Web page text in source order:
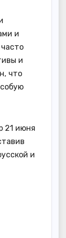
и
и
что
21 июня
и